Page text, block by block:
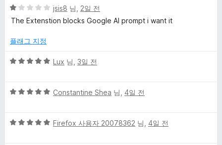
r
에
대
한
뷰
5
점
5
점
점
1
jsis8 님, 2일 전
The Extenstion blocks Google AI prompt i want it
플래그 지정
5
점
점
Lux 님, 3일 전
5
점
Constantine Shea 님, 4일 전
5
Firefox 사용자 20078362 님, 4일 전